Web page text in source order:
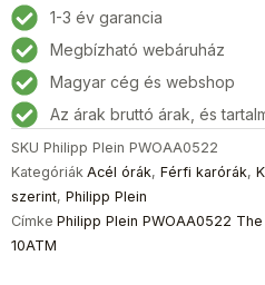
Férfi
karóra
44mm
10ATM
mennyiség
1-3 év garancia
Megbízható webáruház
Magyar cég és webshop
Az árak bruttó árak, és
SKU Philipp Plein PWOAA0522
Kategóriák Acél órák, Férfi karórák,
szerint, Philipp Plein
Címke Philipp Plein PWOAA0522
10ATM